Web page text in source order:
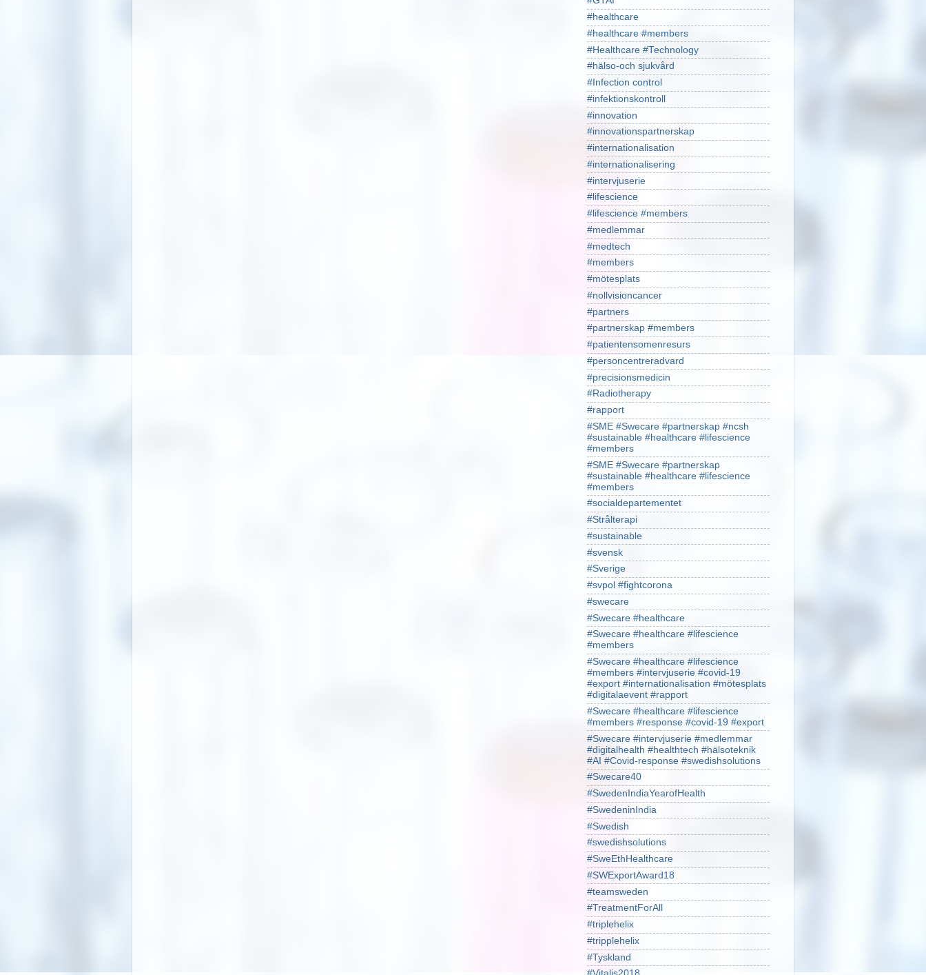
#healthcare
#healthcare #members
#Healthcare #Technology
#hälso-och sjukvård
#Infection control
#infektionskontroll
#innovation
#innovationspartnerskap
#internationalisation
#internationalisering
#intervjuserie
#lifescience
#lifescience #members
#medlemmar
#medtech
#members
#mötesplats
#nollvisioncancer
#partners
#partnerskap #members
#patientensomenresurs
#personcentreradvard
#precisionsmedicin
#Radiotherapy
#rapport
#SME #Swecare #partnerskap #ncsh
#sustainable #healthcare #lifescience
#members
#SME #Swecare #partnerskap
#sustainable #healthcare #lifescience
#members
#socialdepartementet
#Strålterapi
#sustainable
#svensk
#Sverige
#svpol #fightcorona
#swecare
#Swecare #healthcare
#Swecare #healthcare #lifescience
#members
#Swecare #healthcare #lifescience
#members #intervjuserie #covid-19
#export #internationalisation #mötesplats
#digitalaevent #rapport
#Swecare #healthcare #lifescience
#members #response #covid-19 #export
#Swecare #intervjuserie #medlemmar
#digitalhealth #healthtech #hälsoteknik
#AI #Covid-response #swedishsolutions
#Swecare40
#SwedenIndiaYearofHealth
#SwedeninIndia
#Swedish
#swedishsolutions
#SweEthHealthcare
#SWExportAward18
#teamsweden
#TreatmentForAll
#triplehelix
#tripplehelix
#Tyskland